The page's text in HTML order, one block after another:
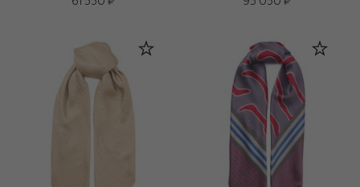
61 550 ₽ 95 050 ₽